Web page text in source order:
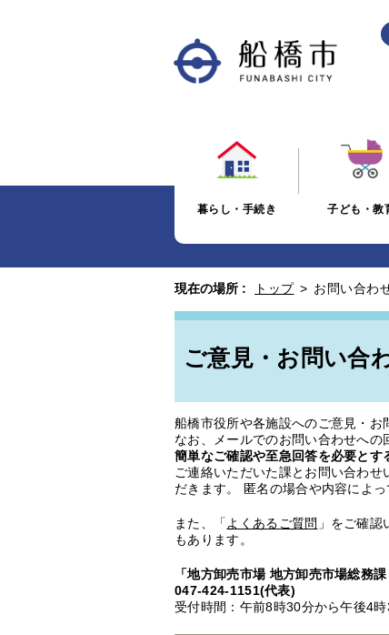
暮らし・手続き 子ども・教
現在の場所 : トップ > お問い合わ
ご意見・お問い合
船橋市役所や各施設へのご意見・お
なお、メールでのお問い合わせへの
簡単なご確認や至急回答を必要とす
ご連絡いただいた課とお問い合わ
だきます。 匿名の場合や内容によ
また、「 よくあるご質問 」をご確
もあります。
「地方卸売市場 地方卸売市場総務
047-424-1151(代表)
受付時間：午前8時30分から午後4